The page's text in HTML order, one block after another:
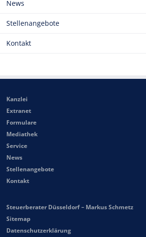
News
Stellenangebote
Kontakt
Kanzlei
Extranet
Formulare
Mediathek
Service
News
Stellenangebote
Kontakt
Steuerberater Düsseldorf – Markus Schmetz
Sitemap
Datenschutzerklärung